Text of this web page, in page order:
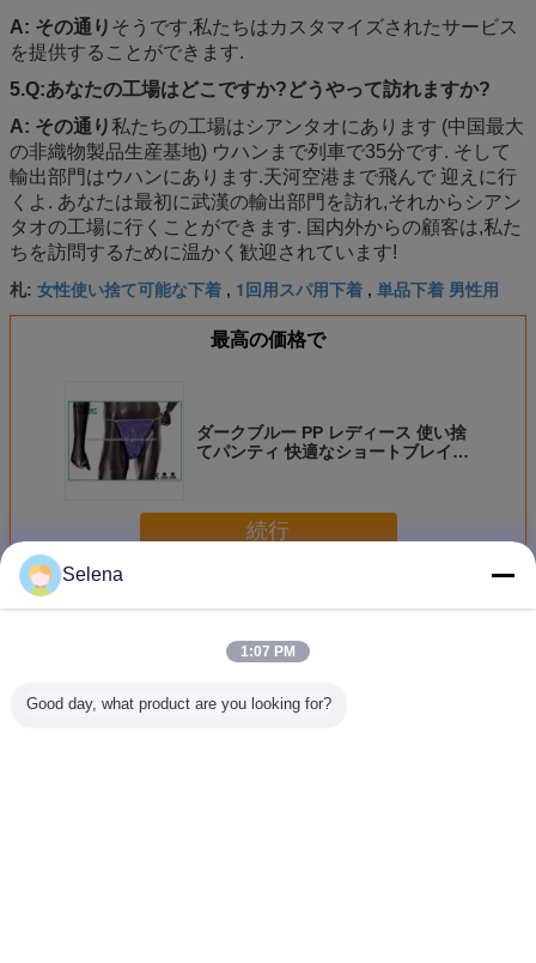
A: その通り そうです,私たちはカスタマイズされたサービス
を提供することができます.
5.Q:あなたの工場はどこですか?どうやって訪れますか?
A: その通り私たちの工場はシアンタオにあります (中国最大
の非織物製品生産基地) ウハンまで列車で35分です. そして
輸出部門はウハンにあります.天河空港まで飛んで 迎えに行
くよ. あなたは最初に武漢の輸出部門を訪れ,それからシアン
タオの工場に行くことができます. 国内外からの顧客は,私た
ちを訪問するために温かく歓迎されています!
札: 女性使い捨て可能な下着 , 1回用スパ用下着 , 単品下着 男性用
最高の価格で
ダークブルー PP レディース 使い捨
てパンティ 快適なショートブレイク
続行
多く一回用パンツ
Selena
1:07 PM
Good day, what product are you looking for?